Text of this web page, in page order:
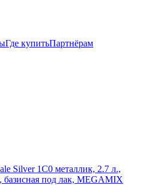
Где купитьПартнёрам
Silver 1C0 металлик, 2.7 л.,
базисная под лак, MEGAMIX